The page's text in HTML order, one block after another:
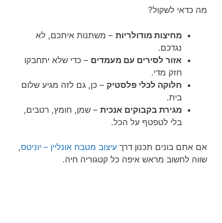
מה כדאי לשקול?
מחיצות מודולריות – משתנות איתכם, לא
נגדכם.
אזור לסירים עם מעמדים – כדי שלא יתחבקו
חזק מדי.
חלוקה לכלי פלסטיק – כן, גם לזה מגיע שלום
בית.
מגירת בקבוקים אנכית – שמן, חומץ, רטבים,
בלי לטפטף על הכל.
אם אתם בונים תכנון דרך עיצוב מטבח אונליין – יוניטס,
שווה לחשוב מראש איפה כל קטגוריה חיה.